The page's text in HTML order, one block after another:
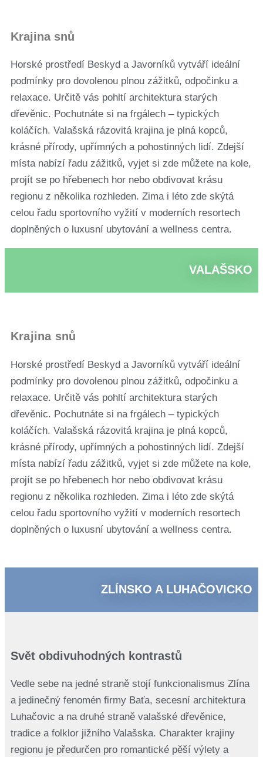
Krajina snů
Horské prostředí Beskyd a Javorníků vytváří ideální
podmínky pro dovolenou plnou zážitků, odpočinku a
relaxace. Určitě vás pohltí architektura starých
dřevěnic. Pochutnáte si na frgálech – typických
koláčích. Valašská rázovitá krajina je plná kopců,
krásné přírody, upřímných a pohostinných lidí. Zdejší
místa nabízí řadu zážitků, vyjet si zde můžete na kole,
projít se po hřebenech hor nebo obdivovat krásu
regionu z několika rozhleden. Zima i léto zde skýtá
celou řadu sportovního vyžití v moderních resortech
doplněných o luxusní ubytování a wellness centra.
VALAŠSKO
Krajina snů
Horské prostředí Beskyd a Javorníků vytváří ideální
podmínky pro dovolenou plnou zážitků, odpočinku a
relaxace. Určitě vás pohltí architektura starých
dřevěnic. Pochutnáte si na frgálech – typických
koláčích. Valašská rázovitá krajina je plná kopců,
krásné přírody, upřímných a pohostinných lidí. Zdejší
místa nabízí řadu zážitků, vyjet si zde můžete na kole,
projít se po hřebenech hor nebo obdivovat krásu
regionu z několika rozhleden. Zima i léto zde skýtá
celou řadu sportovního vyžití v moderních resortech
doplněných o luxusní ubytování a wellness centra.
ZLÍNSKO A LUHAČOVICKO
Svět obdivuhodných kontrastů
Vedle sebe na jedné straně stojí funkcionalismus Zlína
a jedinečný fenomén firmy Baťa, secesní architektura
Luhačovic a na druhé straně valašské dřevěnice,
tradice a folklor jižního Valašska. Charakter krajiny
regionu je předurčen pro romantické pěší výlety a